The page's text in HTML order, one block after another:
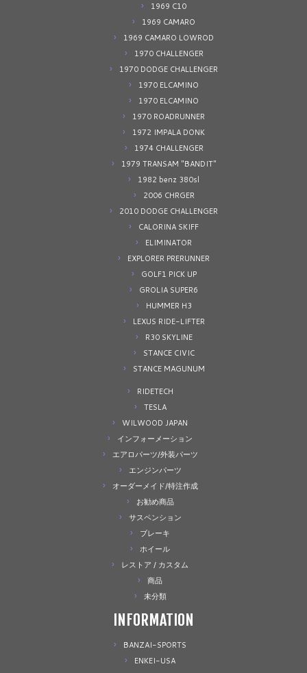
1969 C10
1969 CAMARO
1969 CAMARO LOWROD
1970 CHALLENGER
1970 DODGE CHALLENGER
1970 ELCAMINO
1970 ELCAMINO
1970 ROADRUNNER
1972 IMPALA DONK
1974 CHALLENGER
1979 TRANSAM "BANDIT"
1982 benz 380sl
2006 CHRGER
2010 DODGE CHALLENGER
CALORINA SKIFF
ELIMINATOR
EXPLORER PRERUNNER
GOLF1 PICK UP
GROLIA SUPER6
HUMMER H3
LEXUS RIDE-LIFTER
R30 SKYLINE
STANCE CIVIC
STANCE MAGUNUM
RIDETECH
TESLA
WILWOOD JAPAN
インフォーメーション
エアロパーツ/外装パーツ
エンジンパーツ
オーダーメイド/特注作成
お勧め商品
サスペンション
ブレーキ
ホイール
レストア / カスタム
商品
未分類
INFORMATION
BANZAI-SPORTS
ENKEI-USA